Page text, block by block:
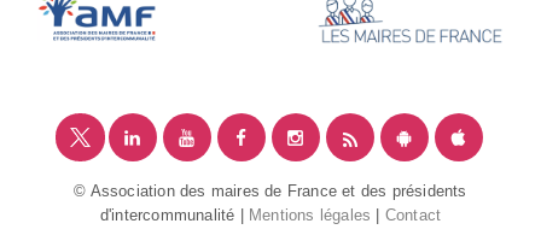
© Association des maires de France et des présidents
d'intercommunalité |
Mentions légales Contact